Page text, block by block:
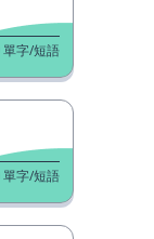
單字/短語
單字/短語